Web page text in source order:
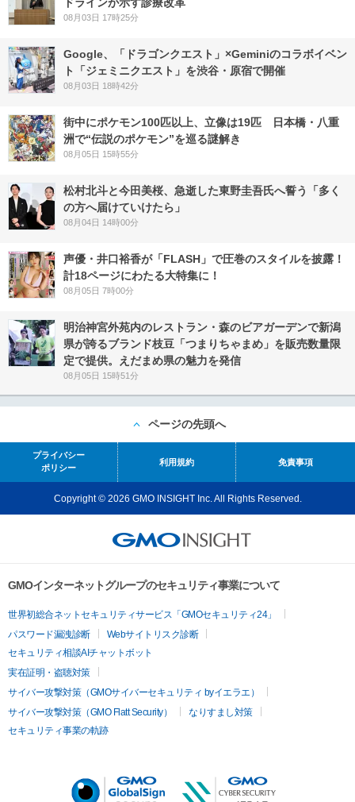
ドラインが示す診療改革
08月03日 17時25分
Google、「ドラゴンクエスト」×Geminiのコラボイベン
ト「ジェミニクエスト」を渋谷・原宿で開催
08月03日 18時42分
街中にポケモン100匹以上、立像は19匹 日本橋・八重
洲で“伝説のポケモン”を巡る謎解き
08月05日 15時55分
松村北斗と今田美桜、急逝した東野圭吾氏へ誓う「多く
の方へ届けていけたら」
08月04日 14時00分
声優・井口裕香が「FLASH」で圧巻のスタイルを披露！
計18ページにわたる大特集に！
08月05日 7時00分
明治神宮外苑内のレストラン・森のビアガーデンで新潟
県が誇るブランド枝豆「つまりちゃまめ」を販売数量限
定で提供。えだまめ県の魅力を発信
08月05日 15時51分
ページの先頭へ
プライバシー
ポリシー
利用規約 免責事項
Copyright © 2026 GMO INSIGHT Inc. All Rights Reserved.
GMOインターネットグループのセキュリティ事業について
世界初総合ネットセキュリティサービス「GMOセキュリティ24」
パスワード漏洩診断
Webサイトリスク診断
セキュリティ相談AIチャットボット
実在証明・盗聴対策
サイバー攻撃対策（GMOサイバーセキュリティ byイエラエ）
サイバー攻撃対策（GMO Flatt Security）
なりすまし対策
セキュリティ事業の軌跡